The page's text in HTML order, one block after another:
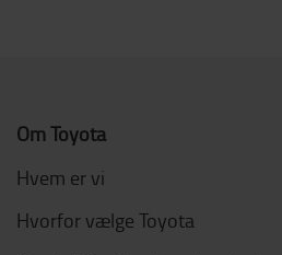
Om Toyota
Hvem er vi
Hvorfor vælge Toyota